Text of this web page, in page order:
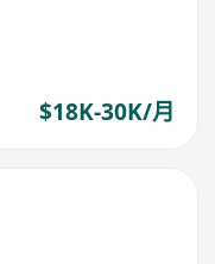
$18K-30K/月